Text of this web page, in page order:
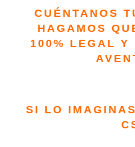
CUÉNTANOS
HAGAMOS
100% LEGAL Y
SI LO